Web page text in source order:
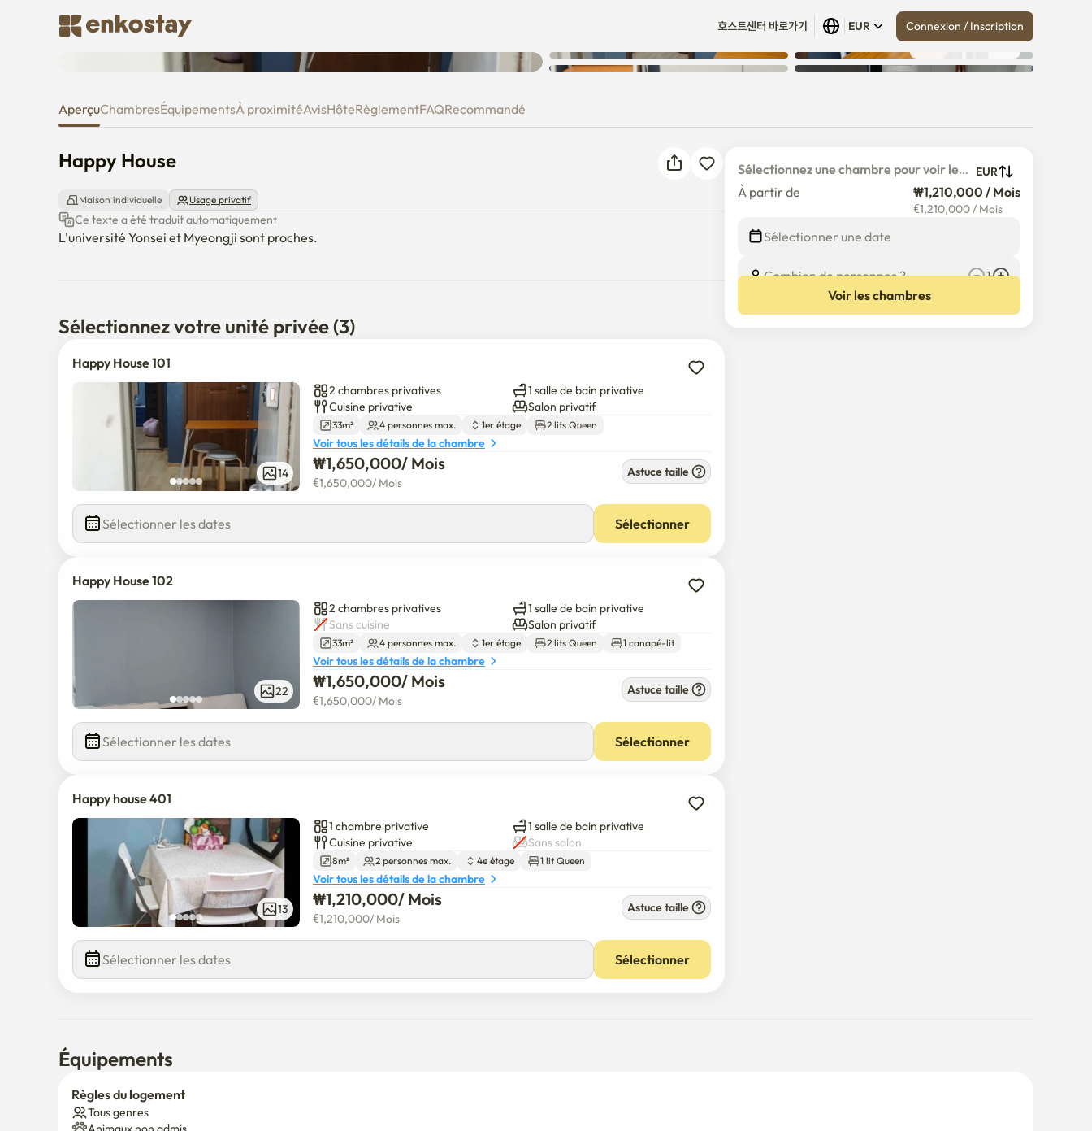
호스트센터 바로가기 EUR Connexion / Inscription
Tout afficher (14)
AperçuChambresÉquipementsÀ proximitéAvisHôteRèglementFAQRecommandé
Happy House
Maison individuelle Usage privatif
Ce texte a été traduit automatiquement
L'université Yonsei et Myeongji sont proches.
Sélectionnez votre unité privée (3)
Happy House 101
14
2 chambres privatives
1 salle de bain privative
Cuisine privative
Salon privatif
33m² 4 personnes max. 1er étage 2 lits Queen
Voir tous les détails de la chambre
₩1,650,000/ Mois
€1,650,000/ Mois
Astuce taille
Sélectionner les dates Sélectionner
Happy House 102
22
2 chambres privatives
1 salle de bain privative
Sans cuisine
Salon privatif
33m² 4 personnes max. 1er étage 2 lits Queen 1 canapé-lit
Voir tous les détails de la chambre
₩1,650,000/ Mois
€1,650,000/ Mois
Astuce taille
Sélectionner les dates Sélectionner
Happy house 401
13
1 chambre privative
1 salle de bain privative
Cuisine privative
Sans salon
8m² 2 personnes max. 4e étage 1 lit Queen
Voir tous les détails de la chambre
₩1,210,000/ Mois
€1,210,000/ Mois
Astuce taille
Sélectionner les dates Sélectionner
Sélectionnez une chambre pour voir le
prix détaillé
EUR
À partir de ₩1,210,000 / Mois
€1,210,000/ Mois
Sélectionner une date
Combien de personnes ?
1
Voir les chambres
Équipements
Règles du logement
Tous genres
survenue. Veuillez réessayer.